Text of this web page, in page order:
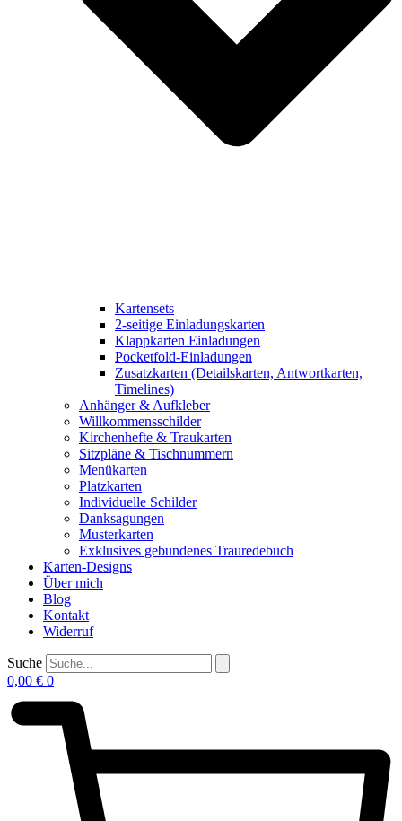
Kartensets
2-seitige Einladungskarten
Klappkarten Einladungen
Pocketfold-Einladungen
Zusatzkarten (Detailskarten, Antwortkarten,
Timelines)
Anhänger & Aufkleber
Willkommensschilder
Kirchenhefte & Traukarten
Sitzpläne & Tischnummern
Menükarten
Platzkarten
Individuelle Schilder
Danksagungen
Musterkarten
Exklusives gebundenes Trauredebuch
Karten-Designs
Über mich
Blog
Kontakt
Widerruf
Suche
0,00 € 0